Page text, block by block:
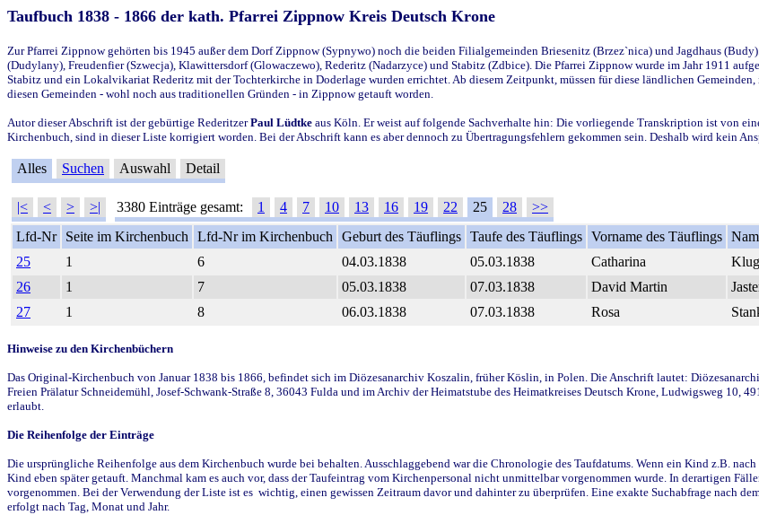
Taufbuch 1838 - 1866 der kath. Pfarrei Zippnow Kreis Deutsch Krone
Zur Pfarrei Zippnow gehörten bis 1945 außer dem Dorf Zippnow (Sypnywo) noch die beiden Filialgemeinden Briesenitz (Brzez`nica) und Jagdhaus
(Dudylany), Freudenfier (Szwecja), Klawittersdorf (Glowaczewo), Rederitz (Nadarzyce) und Stabitz (Zdbice). Die Pfarrei Zippnow wurde im Jahr 1911
Stabitz und ein Lokalvikariat Rederitz mit der Tochterkirche in Doderlage wurden errichtet. Ab diesem Zeitpunkt, müssen für diese ländlichen
diesen Gemeinden - wohl noch aus traditionellen Gründen - in Zippnow getauft worden.
Autor dieser Abschrift ist der gebürtige RederitzerPaul Lüdtke aus Köln. Er weist auf folgende Sachverhalte hin: Die vorliegende Transkription ist von
Kirchenbuch, sind in dieser Liste korrigiert worden. Bei der Abschrift kann es aber dennoch zu Übertragungsfehlern gekommen sein. Deshalb wird kein
Alles Suchen Auswahl Detail
|< < > >| 3380 Einträge gesamt: 1 4 7 10 13 16 19 22 25 28
>>
Lfd-Nr
Seite im Kirchenbuch Lfd-Nr im Kirchenbuch Geburt des Täuflings Taufe des Täuflings Vorname des Täuflings
25
1 6 04.03.1838 05.03.1838 Catharina Klug
26
1 7 05.03.1838 07.03.1838 David Martin
27
1 8 06.03.1838 07.03.1838 Rosa
Hinweise zu den Kirchenbüchern
Das Original-Kirchenbuch von Januar 1838 bis 1866, befindet sich im Diözesanarchiv Koszalin, früher Köslin, in Polen. Die Anschrift lautet:
Freien Prälatur Schneidemühl, Josef-Schwank-Straße 8, 36043 Fulda und im Archiv der Heimatstube des Heimatkreises Deutsch Krone, Ludwigsweg 10,
erlaubt.
Die Reihenfolge der Einträge
Die ursprüngliche Reihenfolge aus dem Kirchenbuch wurde bei behalten. Ausschlaggebend war die Chronologie des Taufdatums. Wenn ein Kind z.B.
Kind eben später getauft. Manchmal kam es auch vor, dass der Taufeintrag vom Kirchenpersonal nicht unmittelbar vorgenommen wurde. In derartigen
vorgenommen. Bei der Verwendung der Liste ist es wichtig, einen gewissen Zeitraum davor und dahinter zu überprüfen. Eine exakte Suchabfrage nach
erfolgt nach Tag, Monat und Jahr.